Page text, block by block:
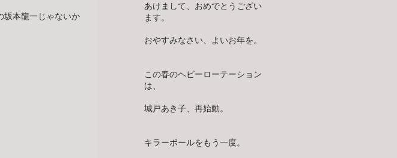
坂本龍一じゃないか
あけまして、おめでとうござい
ます。
おやすみなさい、よいお年を。
この春のヘビーローテーション
は、
城戸あき子、再始動。
キラーボールをもう一度。